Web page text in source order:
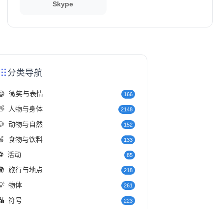
Skype
分类导航
微笑与表情 166
人物与身体 2148
动物与自然 152
食物与饮料 133
活动 85
旅行与地点 218
物体 261
符号 223